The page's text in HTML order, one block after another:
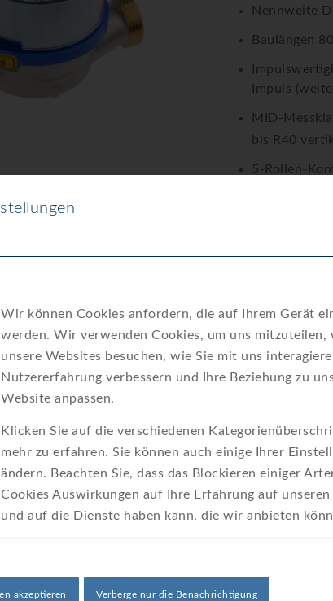
Wir können Cookies anfordern, die auf Ihrem Gerät
werden. Wir verwenden Cookies, um uns mitzuteilen,
unsere Websites besuchen, wie Sie mit uns
Nutzererfahrung verbessern und Ihre Beziehung zu
Website anpassen.
Klicken Sie auf die verschiedenen
mehr zu erfahren. Sie können auch einige Ihrer
ändern. Beachten Sie, dass das Blockieren einiger
Cookies Auswirkungen auf Ihre Erfahrung auf
und auf die Dienste haben kann, die wir anbieten
akzeptieren Verberge nur die Benachrichtigung
Nennweite
Baulängen
Impuls
MID-
bis R40
5-Rollen-
Trockenläufer Reedkontakt